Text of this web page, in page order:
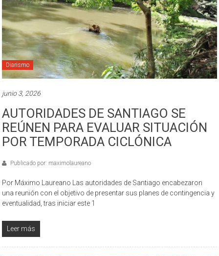
Diarismo
junio 3, 2026
AUTORIDADES DE SANTIAGO SE
REÚNEN PARA EVALUAR SITUACIÓN
POR TEMPORADA CICLÓNICA
Publicado por: maximolaureano
Por Máximo Laureano Las autoridades de Santiago encabezaron
una reunión con el objetivo de presentar sus planes de contingencia y
eventualidad, tras iniciar este 1
Leer más